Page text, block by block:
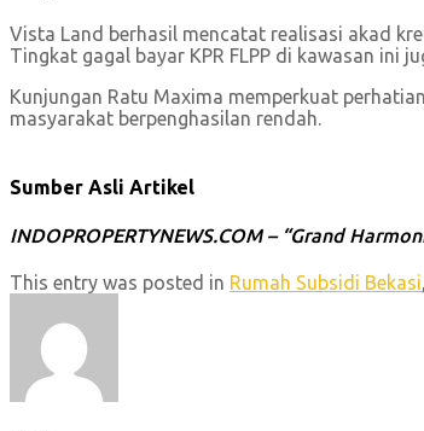
Vista Land berhasil mencatat realisasi akad
Tingkat gagal bayar KPR FLPP di kawasan ini
Kunjungan Ratu Maxima memperkuat
masyarakat berpenghasilan rendah.
Sumber Asli Artikel
INDOPROPERTYNEWS.COM – “Grand
This entry was posted in Rumah Subsidi Bekasi,